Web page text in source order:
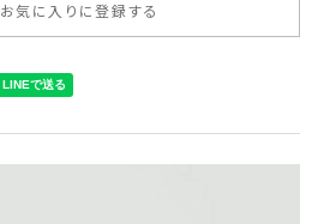
お気に入りに登録する